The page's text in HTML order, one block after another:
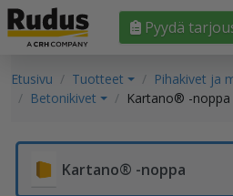
Pyydä
Etusivu Tuotteet
Pihakivet ja
Betonikivet
Kartano® -noppa
Kartano® -noppa